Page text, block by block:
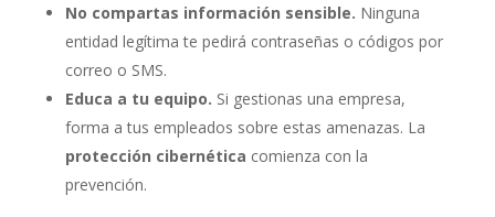
No compartas información sensible. Ninguna
entidad legítima te pedirá contraseñas o códigos por
correo o SMS.
Educa a tu equipo. Si gestionas una empresa,
forma a tus empleados sobre estas amenazas. La
protección cibernética comienza con la
prevención.